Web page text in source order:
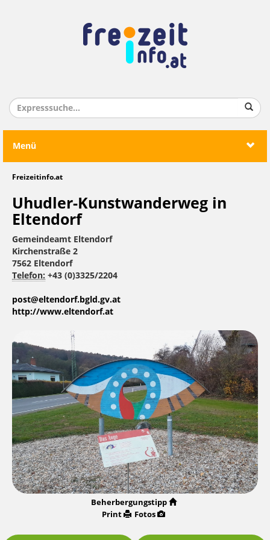
Menü
Freizeitinfo.at
Uhudler-Kunstwanderweg in
Eltendorf
Gemeindeamt Eltendorf
Kirchenstraße 2
7562 Eltendorf
Telefon: +43 (0)3325/2204
post@eltendorf.bgld.gv.at
http://www.eltendorf.at
Beherbergungstipp
Print
Fotos